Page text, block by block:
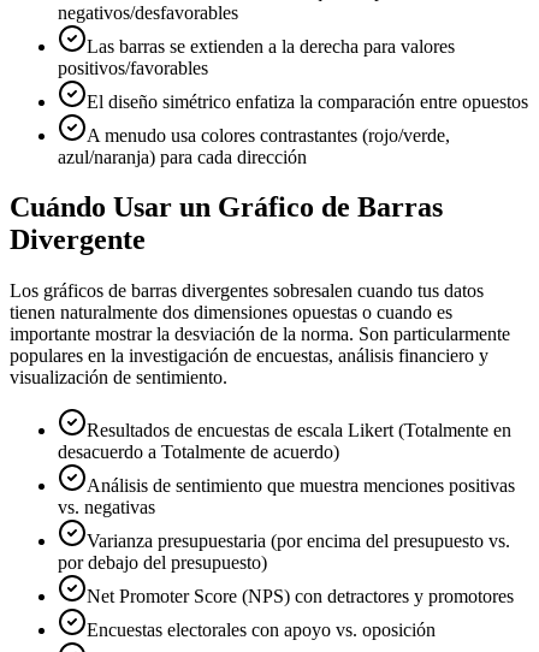
negativos/desfavorables
Las barras se extienden a la derecha para valores
positivos/favorables
El diseño simétrico enfatiza la comparación entre opuestos
A menudo usa colores contrastantes (rojo/verde,
azul/naranja) para cada dirección
Cuándo Usar un Gráfico de Barras
Divergente
Los gráficos de barras divergentes sobresalen cuando tus datos
tienen naturalmente dos dimensiones opuestas o cuando es
importante mostrar la desviación de la norma. Son particularmente
populares en la investigación de encuestas, análisis financiero y
visualización de sentimiento.
Resultados de encuestas de escala Likert (Totalmente en
desacuerdo a Totalmente de acuerdo)
Análisis de sentimiento que muestra menciones positivas
vs. negativas
Varianza presupuestaria (por encima del presupuesto vs.
por debajo del presupuesto)
Net Promoter Score (NPS) con detractores y promotores
Encuestas electorales con apoyo vs. oposición